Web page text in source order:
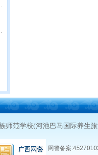
师范学校(河池巴马国际养生
网警备案